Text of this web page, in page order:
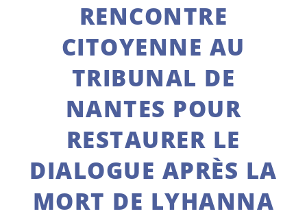
RENCONTRE
CITOYENNE AU
TRIBUNAL DE
NANTES POUR
RESTAURER LE
DIALOGUE APRÈS LA
MORT DE LYHANNA